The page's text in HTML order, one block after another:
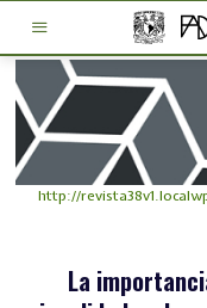
http://
La